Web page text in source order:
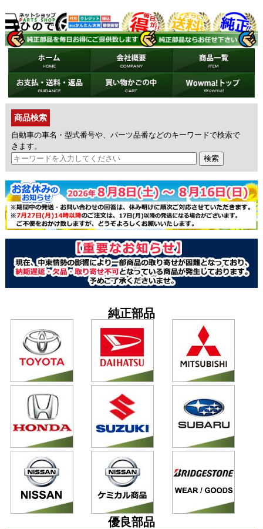
商品検索
自動車の車名・型式番号や、パーツ品番などのキーワードで検索で
きます。
検索
純正部品
優良部品